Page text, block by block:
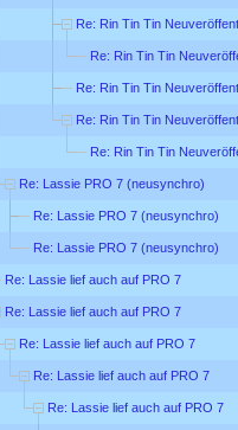
Re: Rin Tin Tin
Re: Rin Tin Tin
Re: Rin Tin Tin
Re: Rin Tin Tin
Re: Rin Tin Tin
Re: Lassie PRO 7 (neusynchro)
Re: Lassie PRO 7 (neusynchro)
Re: Lassie PRO 7 (neusynchro)
Re: Lassie lief auch auf PRO 7
Re: Lassie lief auch auf PRO 7
Re: Lassie lief auch auf PRO 7
Re: Lassie lief auch auf PRO 7
Re: Lassie lief auch auf PRO 7